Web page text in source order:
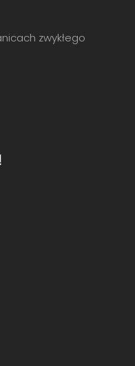
zwykłego